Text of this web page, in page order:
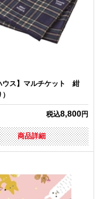
ウス】マルチケット 紺
税込8,800円
商品詳細